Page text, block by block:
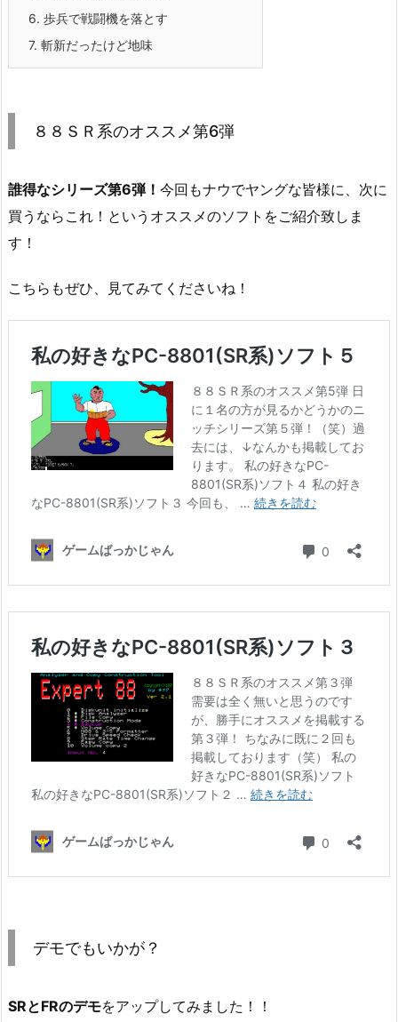
6. 歩兵で戦闘機を落とす
7. 斬新だったけど地味
８８ＳＲ系のオススメ第6弾
誰得なシリーズ第6弾！ 今回もナウでヤングな皆様に、次に
買うならこれ！というオススメのソフトをご紹介致しま
す！
こちらもぜひ、見てみてくださいね！
デモでもいかが？
SRとFRのデモをアップしてみました！！